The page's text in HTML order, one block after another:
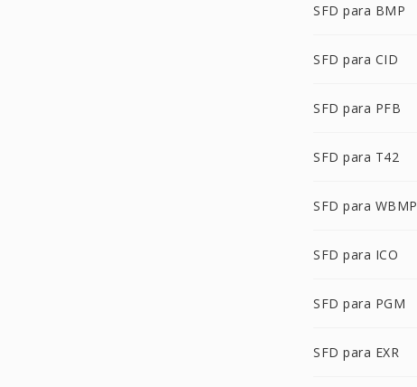
SFD para BMP
SFD para CID
SFD para PFB
SFD para T42
SFD para WBMP
SFD para ICO
SFD para PGM
SFD para EXR